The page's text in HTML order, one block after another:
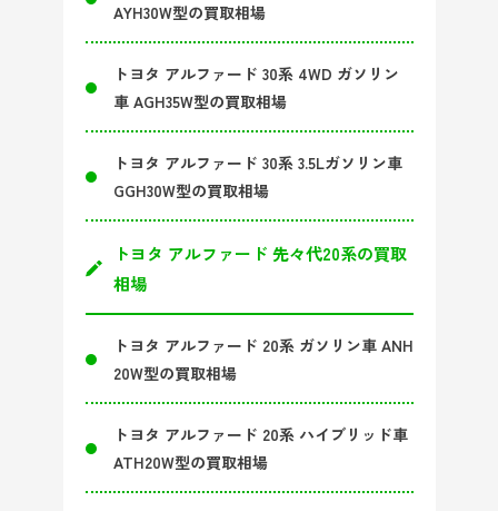
AYH30W型の買取相場
トヨタ アルファード 30系 4WD ガソリン
車 AGH35W型の買取相場
トヨタ アルファード 30系 3.5Lガソリン車
GGH30W型の買取相場
トヨタ アルファード 先々代20系の買取
相場
トヨタ アルファード 20系 ガソリン車 ANH
20W型の買取相場
トヨタ アルファード 20系 ハイブリッド車
ATH20W型の買取相場